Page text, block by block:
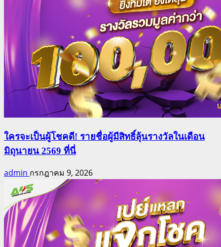
ใครจะเป็นผู้โชคดี! รายชื่อผู้มีสิทธิ์ลุ้นรางวัลในเดือน
มิถุนายน 2569 ที่นี่
admin กรกฎาคม 9, 2026